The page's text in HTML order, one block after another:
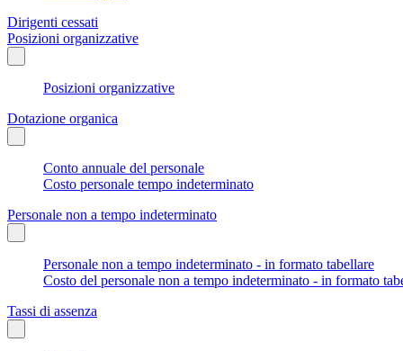
Dirigenti cessati
Posizioni organizzative
Posizioni organizzative
Dotazione organica
Conto annuale del personale
Costo personale tempo indeterminato
Personale non a tempo indeterminato
Personale non a tempo indeterminato - in formato tabellare
Costo del personale non a tempo indeterminato - in formato
Tassi di assenza